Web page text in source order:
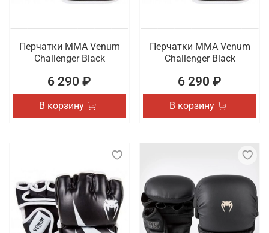
Перчатки ММА Venum
Challenger Black
6 290 ₽
В корзину
Перчатки ММА Venum
Challenger Black
6 290 ₽
В корзину